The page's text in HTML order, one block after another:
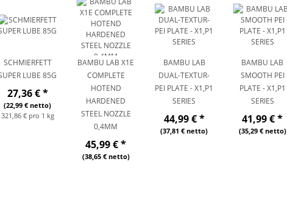
SCHMIERFETT
LUBE 85G
27,36 €*
(22,99 € netto)
321,86 € pro 1 kg
BAMBU LAB X1E
COMPLETE
HOTEND
HARDENED
STEEL NOZZLE
0,4MM
45,99 €*
(38,65 € netto)
BAMBU LAB
DUAL-TEXTUR-
PEI PLATE - X1,P1
SERIES
44,99 €*
(37,81 € netto)
BAMBU LAB
SMOOTH PEI
PLATE - X1,P1
SERIES
41,99 €*
(35,29 € netto)